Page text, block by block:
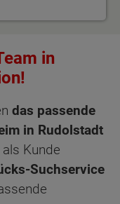
in
das passende
in Rudolstadt
Kunde
Suchservice